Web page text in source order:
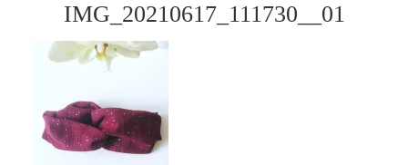
IMG_20210617_111730__01